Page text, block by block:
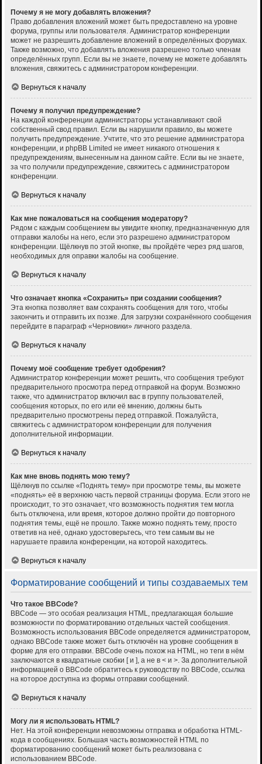
Почему я не могу добавлять вложения?
Право добавления вложений может быть предоставлено на уровне
форума, группы или пользователя. Администратор конференции
может не разрешить добавление вложений в определённых форумах.
Также возможно, что добавлять вложения разрешено только членам
определённых групп. Если вы не знаете, почему не можете добавлять
вложения, свяжитесь с администратором конференции.
Вернуться к началу
Почему я получил предупреждение?
На каждой конференции администраторы устанавливают свой
собственный свод правил. Если вы нарушили правило, вы можете
получить предупреждение. Учтите, что это решение администратора
конференции, и phpBB Limited не имеет никакого отношения к
предупреждениям, вынесенным на данном сайте. Если вы не знаете,
за что получили предупреждение, свяжитесь с администратором
конференции.
Вернуться к началу
Как мне пожаловаться на сообщения модератору?
Рядом с каждым сообщением вы увидите кнопку, предназначенную для
отправки жалобы на него, если это разрешено администратором
конференции. Щёлкнув по этой кнопке, вы пройдёте через ряд шагов,
необходимых для оправки жалобы на сообщение.
Вернуться к началу
Что означает кнопка «Сохранить» при создании сообщения?
Эта кнопка позволяет вам сохранять сообщения для того, чтобы
закончить и отправить их позже. Для загрузки сохранённого сообщения
перейдите в параграф «Черновики» личного раздела.
Вернуться к началу
Почему моё сообщение требует одобрения?
Администратор конференции может решить, что сообщения требуют
предварительного просмотра перед отправкой на форум. Возможно
также, что администратор включил вас в группу пользователей,
сообщения которых, по его или её мнению, должны быть
предварительно просмотрены перед отправкой. Пожалуйста,
свяжитесь с администратором конференции для получения
дополнительной информации.
Вернуться к началу
Как мне вновь поднять мою тему?
Щёлкнув по ссылке «Поднять тему» при просмотре темы, вы можете
«поднять» её в верхнюю часть первой страницы форума. Если этого не
происходит, то это означает, что возможность поднятия тем могла
быть отключена, или время, которое должно пройти до повторного
поднятия темы, ещё не прошло. Также можно поднять тему, просто
ответив на неё, однако удостоверьтесь, что тем самым вы не
нарушаете правила конференции, на которой находитесь.
Вернуться к началу
Форматирование сообщений и типы создаваемых тем
Что такое BBCode?
BBCode — это особая реализация HTML, предлагающая большие
возможности по форматированию отдельных частей сообщения.
Возможность использования BBCode определяется администратором,
однако BBCode также может быть отключён на уровне сообщения в
форме для его отправки. BBCode очень похож на HTML, но теги в нём
заключаются в квадратные скобки [ и ], а не в < и >. За дополнительной
информацией о BBCode обратитесь к руководству по BBCode, ссылка
на которое доступна из формы отправки сообщений.
Вернуться к началу
Могу ли я использовать HTML?
Нет. На этой конференции невозможны отправка и обработка HTML-
кода в сообщениях. Большая часть возможностей HTML по
форматированию сообщений может быть реализована с
использованием BBCode.